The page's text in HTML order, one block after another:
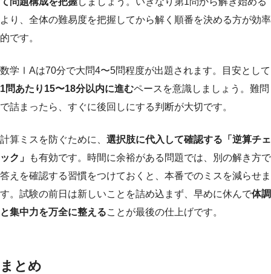
より、全体の難易度を把握してから解く順番を決める方が効率
的です。
数学ⅠAは70分で大問4〜5問程度が出題されます。目安として
1問あたり15〜18分以内に進むペースを意識しましょう。難問
で詰まったら、すぐに後回しにする判断が大切です。
計算ミスを防ぐために、 選択肢に代入して確認する「逆算チェ
ック」
も有効です。時間に余裕がある問題では、別の解き方で
答えを確認する習慣をつけておくと、本番でのミスを減らせま
す。試験の前日は新しいことを詰め込まず、早めに休んで体調
と集中力を万全に整えることが最後の仕上げです。
まとめ